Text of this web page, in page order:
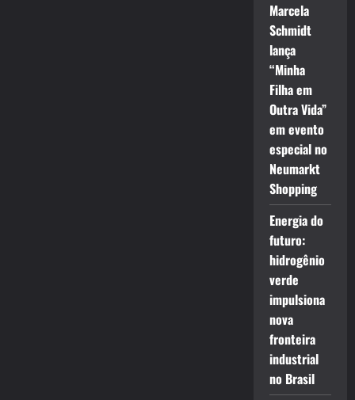
Marcela
Schmidt
lança
“Minha
Filha em
Outra Vida”
em evento
especial no
Neumarkt
Shopping
Energia do
futuro:
hidrogênio
verde
impulsiona
nova
fronteira
industrial
no Brasil